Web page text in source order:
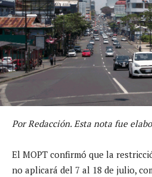
Por Redacción. Esta nota fue
El MOPT confirmó que la
no aplicará del 7 al 18 de julio,